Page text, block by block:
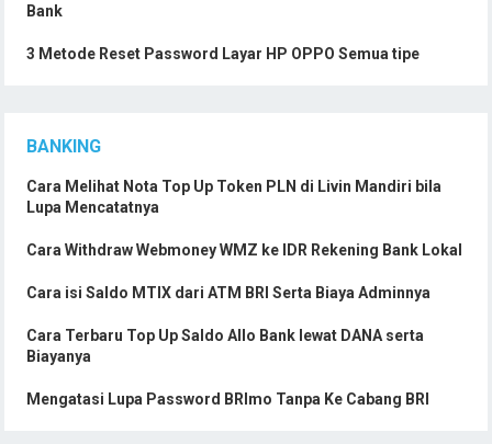
Bank
3 Metode Reset Password Layar HP OPPO Semua tipe
BANKING
Cara Melihat Nota Top Up Token PLN di Livin Mandiri bila
Lupa Mencatatnya
Cara Withdraw Webmoney WMZ ke IDR Rekening Bank Lokal
Cara isi Saldo MTIX dari ATM BRI Serta Biaya Adminnya
Cara Terbaru Top Up Saldo Allo Bank lewat DANA serta
Biayanya
Mengatasi Lupa Password BRImo Tanpa Ke Cabang BRI